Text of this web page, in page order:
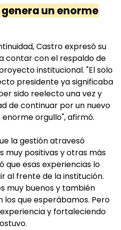
un enorme
Castro expresó su
contar con el respaldo de
institucional. "El solo
presidente ya significaba
sido reelecto una vez y
de continuar por un nuevo
orgullo", afirmó.
la gestión atravesó
muy positivas y otras más
que esas experiencias lo
al frente de la institución.
muy buenos y también
los que esperábamos. Pero
y fortaleciendo